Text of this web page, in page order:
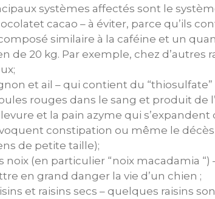
systèmes affectés sont le
cacao – à éviter, parce qu’ils
similaire à la caféine et un
de 20 kg. Par exemple, chez d’autres
et ail – qui contient du
rouges dans le sang et produit de
levure et la pain azyme qui
constipation ou même le
de petite taille);
noix (en particulier “noix macadamia
en grand danger la vie d’un chien ;
et raisins secs – quelques raisins